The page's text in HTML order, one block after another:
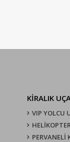
KIRALIK
VIP YOLCU
PERVANELİ